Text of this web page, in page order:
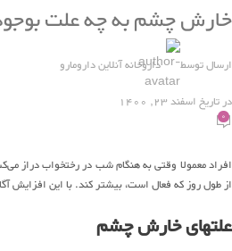
خارش چشم به چه علت
ارسال توسط
داروخانه آنلاین دارومارو
در تاریخ اسفند 23, 1400
0
افراد معمولا وقتی به هنگام شب در رختخواب دراز
از طول روز که فعال است، بیشتر کند. با این
علتهای خارش چشم